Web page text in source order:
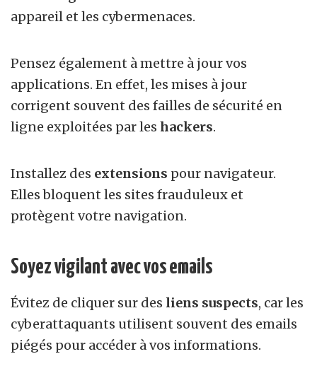
appareil et les cybermenaces.
Pensez également à mettre à jour vos
applications. En effet, les mises à jour
corrigent souvent des failles de sécurité en
ligne exploitées par les hackers.
Installez des extensions pour navigateur.
Elles bloquent les sites frauduleux et
protègent votre navigation.
Soyez vigilant avec vos emails
Évitez de cliquer sur des liens suspects, car les
cyberattaquants utilisent souvent des emails
piégés pour accéder à vos informations.